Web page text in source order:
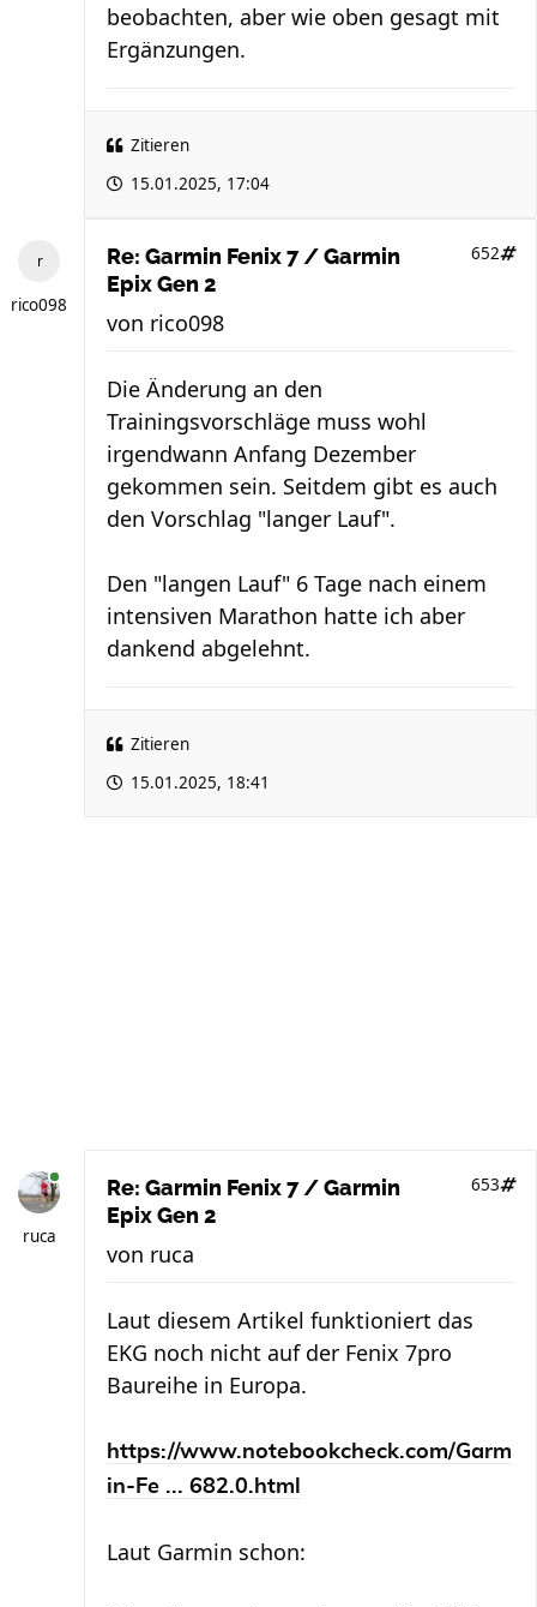
beobachten, aber wie oben gesagt mit
Ergänzungen.
Zitieren
15.01.2025, 17:04
rico098
Re: Garmin Fenix 7 / Garmin
Epix Gen 2
652
von rico098
Die Änderung an den
Trainingsvorschläge muss wohl
irgendwann Anfang Dezember
gekommen sein. Seitdem gibt es auch
den Vorschlag "langer Lauf".
Den "langen Lauf" 6 Tage nach einem
intensiven Marathon hatte ich aber
dankend abgelehnt.
Zitieren
15.01.2025, 18:41
ruca
Re: Garmin Fenix 7 / Garmin
Epix Gen 2
653
von ruca
Laut diesem Artikel funktioniert das
EKG noch nicht auf der Fenix 7pro
Baureihe in Europa.
https://www.notebookcheck.com/Garm
in-Fe ... 682.0.html
Laut Garmin schon: